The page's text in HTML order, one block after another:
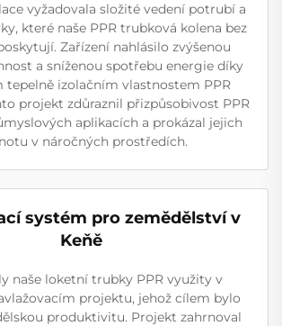
vyžadovala složité vedení potrubí a
které naše PPR trubková kolena bez
Zařízení nahlásilo zvýšenou
a sníženou spotřebu energie díky
tepelně izolačním vlastnostem PPR
projekt zdůraznil přizpůsobivost PPR
aplikacích a prokázal jejich
v náročných prostředích.
systém pro zemědělství v
Keňě
naše loketní trubky PPR využity v
projektu, jehož cílem bylo
produktivitu. Projekt zahrnoval